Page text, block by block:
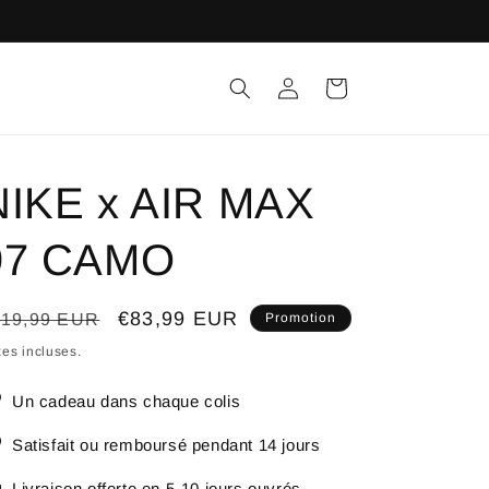
ConnexionPanier
x AIR MAX
CAMO
EUR
Prix
€83,99 EUR Promotion
incluses.
Un cadeau dans chaque colis
Satisfait ou remboursé pendant 14 jours